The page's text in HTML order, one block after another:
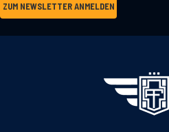
ZUM NEWSLETTER ANMELDEN